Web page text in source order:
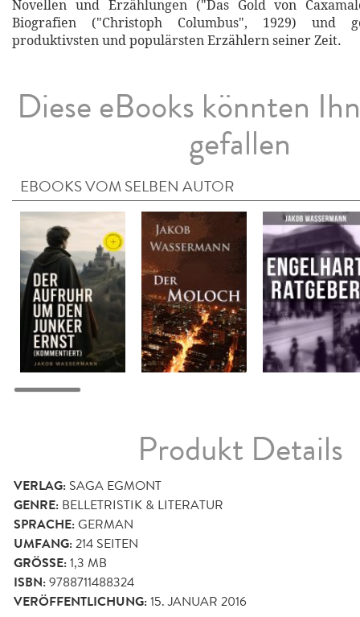
Novellen und Erzählungen ("Das Gold von
Biografien ("Christoph Columbus", 1929) und
produktivsten und populärsten Erzählern seiner Zeit.
Diese eBooks könnten
gefallen
EBOOKS VOM SELBEN AUTOR
Produkt Details
VERLAG: SAGA EGMONT
GENRE: BELLETRISTIK & LITERATUR
SPRACHE:GERMAN
UMFANG:214 SEITEN
GRÖSSE: 1,3 MB
ISBN:9788711488324
VERÖFFENTLICHUNG:15. JANUAR 2016